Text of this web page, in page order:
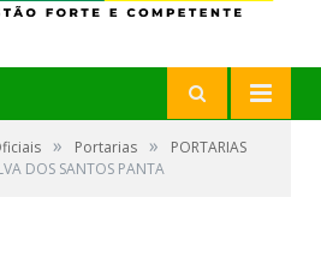
» Portarias »
PORTARIAS
DOS SANTOS PANTA